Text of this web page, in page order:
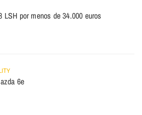
LSH por menos de 34.000 euros
6e